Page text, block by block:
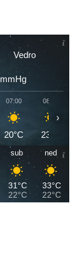
Vedro
mmHg
07:00
20°C
08:00
23°C
›
sub
31°C
22°C
ned
33°C
22°C